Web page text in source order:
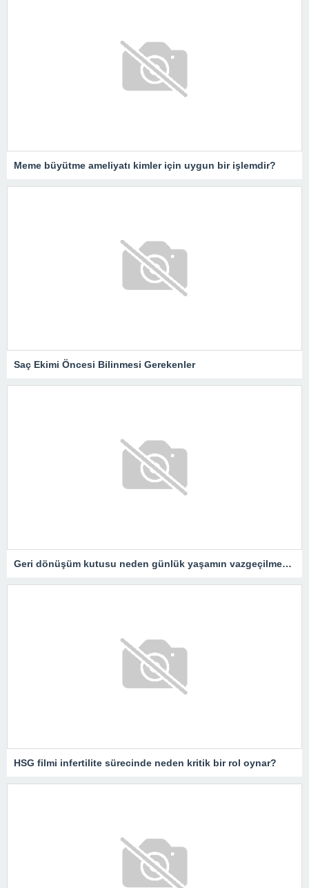
Meme büyütme ameliyatı kimler için uygun bir işlemdir?
Saç Ekimi Öncesi Bilinmesi Gerekenler
Geri dönüşüm kutusu neden günlük yaşamın vazgeçilmezidir?
HSG filmi infertilite sürecinde neden kritik bir rol oynar?